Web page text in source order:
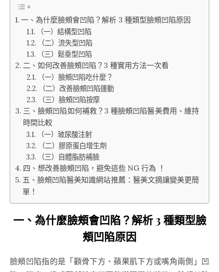
一、為什麼臉頰會凹陷？解析 3 種類型臉頰凹陷原因
（一）結構型凹陷
（二）流失型凹陷
（三）鬆垂型凹陷
二、如何改善臉頰凹陷？3 種實用方法一次看
（一）臉頰凹陷吃什麼？
（二）改善臉頰凹陷運動
（三）臉頰凹陷按摩
三、臉頰凹陷如何補救？3 種臉頰凹陷醫美費用、維持
時間比較
（一）玻尿酸注射
（二）膠原蛋白增生劑
（三）自體脂肪補臉
四、想改善臉頰凹陷，避免這些 NG 行為 ！
五、臉頰凹陷醫美知識網站推薦：醫美文摘讓變美更簡
單！
一、 為什麼臉頰會凹陷 ？解析 3 種類型臉
頰凹陷原因
臉頰凹陷指的是「顴骨下方、蘋果肌下方或嘴角兩側」凹